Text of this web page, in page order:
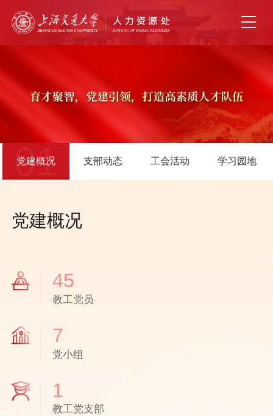
01
党建概况 支部动态 工会活动 学习园地
党建概况
45
教工党员
7
党小组
1
教工党支部